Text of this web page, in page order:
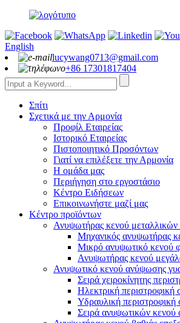
English
lucywang0713@gmail.com
+86 17301817404
Σπίτι
Σχετικά με την Αρμονία
Προφίλ Εταιρείας
Ιστορικό Εταιρείας
Πιστοποιητικό Προσόντων
Γιατί να επιλέξετε την Αρμονία
Η ομάδα μας
Περιήγηση στο εργοστάσιο
Κέντρο Ειδήσεων
Επικοινωνήστε μαζί μας
Κέντρο προϊόντων
Ανυψωτήρας κενού
Μηχανικός ανυψωτήρας
Μικρό ανυψωτικό κενού
Ανυψωτήρας κενού
Ανυψωτικό κενού ανύψωσης
Σειρά χειροκίνητης
Ηλεκτρική περιστροφική
Υδραυλική περιστροφική
Σειρά ανυψωτικών κενού